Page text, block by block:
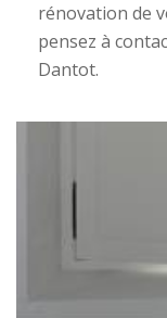
rénovation de
pensez à
Dantot.